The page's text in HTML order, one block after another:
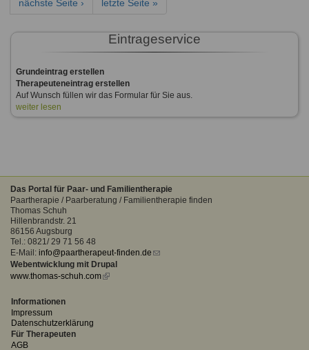
nächste Seite › letzte Seite »
Eintrageservice
Grundeintrag erstellen
Therapeuteneintrag erstellen
Auf Wunsch füllen wir das Formular für Sie aus.
weiter lesen
Das Portal für Paar- und Familientherapie
Paartherapie / Paarberatung / Familientherapie finden
Thomas Schuh
Hillenbrandstr. 21
86156 Augsburg
Tel.: 0821/ 29 71 56 48
E-Mail: info@paartherapeut-finden.de (link
Webentwicklung mit Drupal
www.thomas-schuh.com(link
Informationen
Impressum
Datenschutzerklärung
Für Therapeuten
AGB